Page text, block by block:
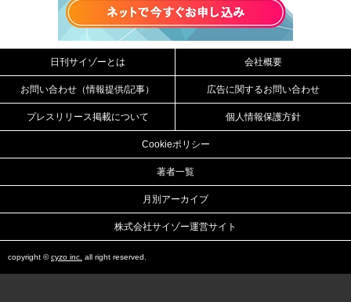
日刊サイゾーとは 会社概要
お問い合わせ（情報提供/記事） 広告に関するお問い合わせ
プレスリリース掲載について 個人情報保護方針
Cookieポリシー
著者一覧
月別アーカイブ
株式会社サイゾー運営サイト
copyright ©cyzo inc. all right reserved.